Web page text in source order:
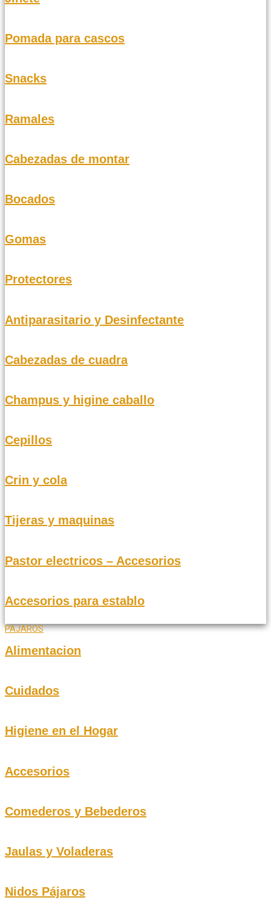
Pomada para cascos
Snacks
Ramales
Cabezadas de montar
Bocados
Gomas
Protectores
Antiparasitario y Desinfectante
Cabezadas de cuadra
Champus y higine caballo
Cepillos
Crin y cola
Tijeras y maquinas
Pastor electricos – Accesorios
Accesorios para establo
PAJAROS
Alimentacion
Cuidados
Higiene en el Hogar
Accesorios
Comederos y Bebederos
Jaulas y Voladeras
Nidos Pájaros